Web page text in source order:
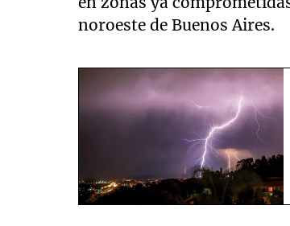
noroeste de Buenos Aires.